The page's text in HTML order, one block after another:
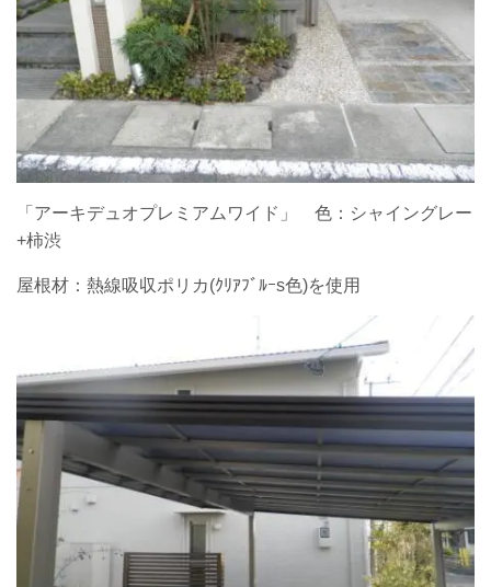
「アーキデュオプレミアムワイド」 色：シャイングレー
+柿渋
屋根材：熱線吸収ポリカ(ｸﾘｱﾌﾞﾙｰs色)を使用